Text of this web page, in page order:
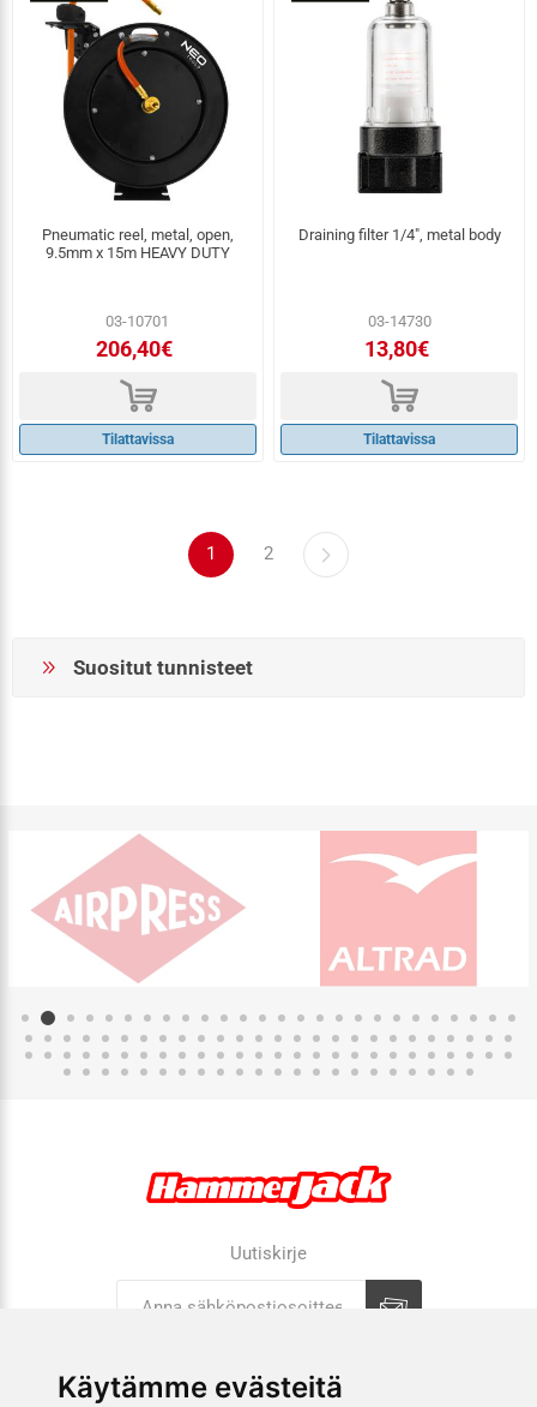
Käytämme evästeitä
Pneumatic reel, metal, open,
9.5mm x 15m HEAVY DUTY
03-10701
206,40€
d
Tilattavissa
Draining filter 1/4", metal body
03-14730
13,80€
d
Tilattavissa
1 2
Suositut tunnisteet
Uutiskirje